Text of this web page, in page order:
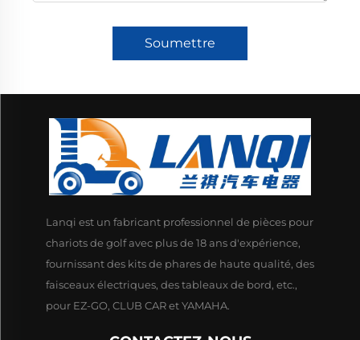
Soumettre
Lanqi est un fabricant professionnel de pièces pour
chariots de golf avec plus de 18 ans d'expérience,
fournissant des kits de phares de haute qualité, des
faisceaux électriques, des tableaux de bord, etc.,
pour EZ-GO, CLUB CAR et YAMAHA.